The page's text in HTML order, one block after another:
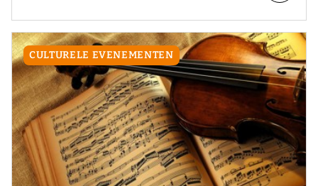
CULTURELE EVENEMENTEN